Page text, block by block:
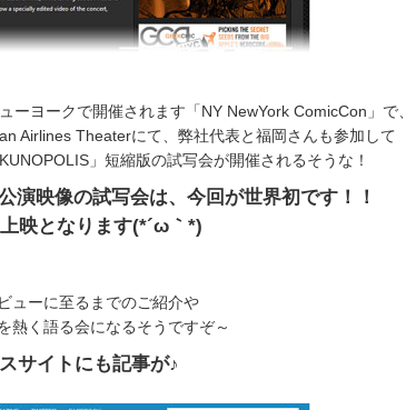
ーヨークで開催されます「NY NewYork ComicCon」で、
Airlines Theaterにて、弊社代表と福岡さんも参加して
」短縮版の試写会が開催されるそうな！
演映像の試写会は、今回が世界初です！！
映となります(*´ω｀*)
ューに至るまでのご紹介や
熱く語る会になるそうですぞ～
サイトにも記事が♪